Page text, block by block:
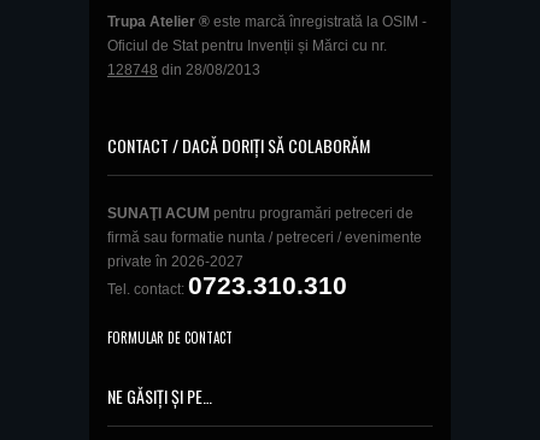
Trupa Atelier ® este marcă înregistrată la OSIM -
Oficiul de Stat pentru Invenții și Mărci cu nr.
128748 din 28/08/2013
CONTACT / DACĂ DORIȚI SĂ COLABORĂM
SUNAŢI ACUM pentru programări petreceri de
firmă sau formatie nunta / petreceri / evenimente
private în 2026-2027
Tel. contact: 0723.310.310
FORMULAR DE CONTACT
NE GĂSIȚI ȘI PE…